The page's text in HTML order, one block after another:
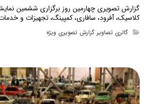
گزارش تصویری چهارمین روز برگزاری ششمین
کلاسیک، آفرود، سافاری، کمپینگ، تجهیزات و
گالری تصاویر,گزارش تصویری ویژه